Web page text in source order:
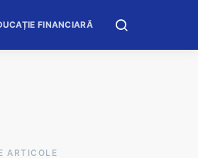
FINANCIARĂ
ARTICOLE